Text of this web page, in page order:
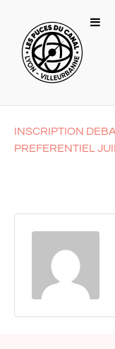
INSCRIPTION
PREFERENTIEL